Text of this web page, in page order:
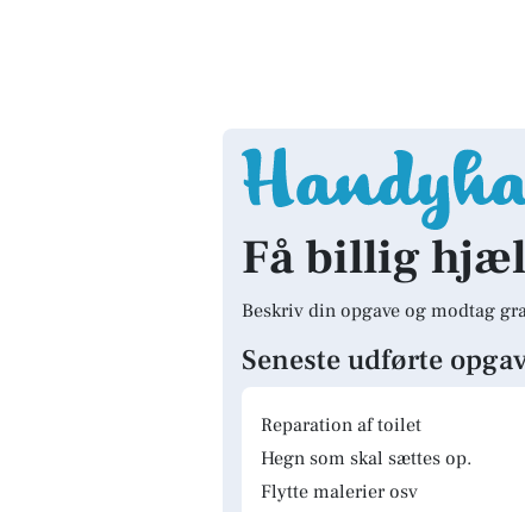
Få billig
Beskriv din opgave og modtag
Seneste udførte
Reparation af toilet
Hegn som skal sættes op.
Flytte malerier osv